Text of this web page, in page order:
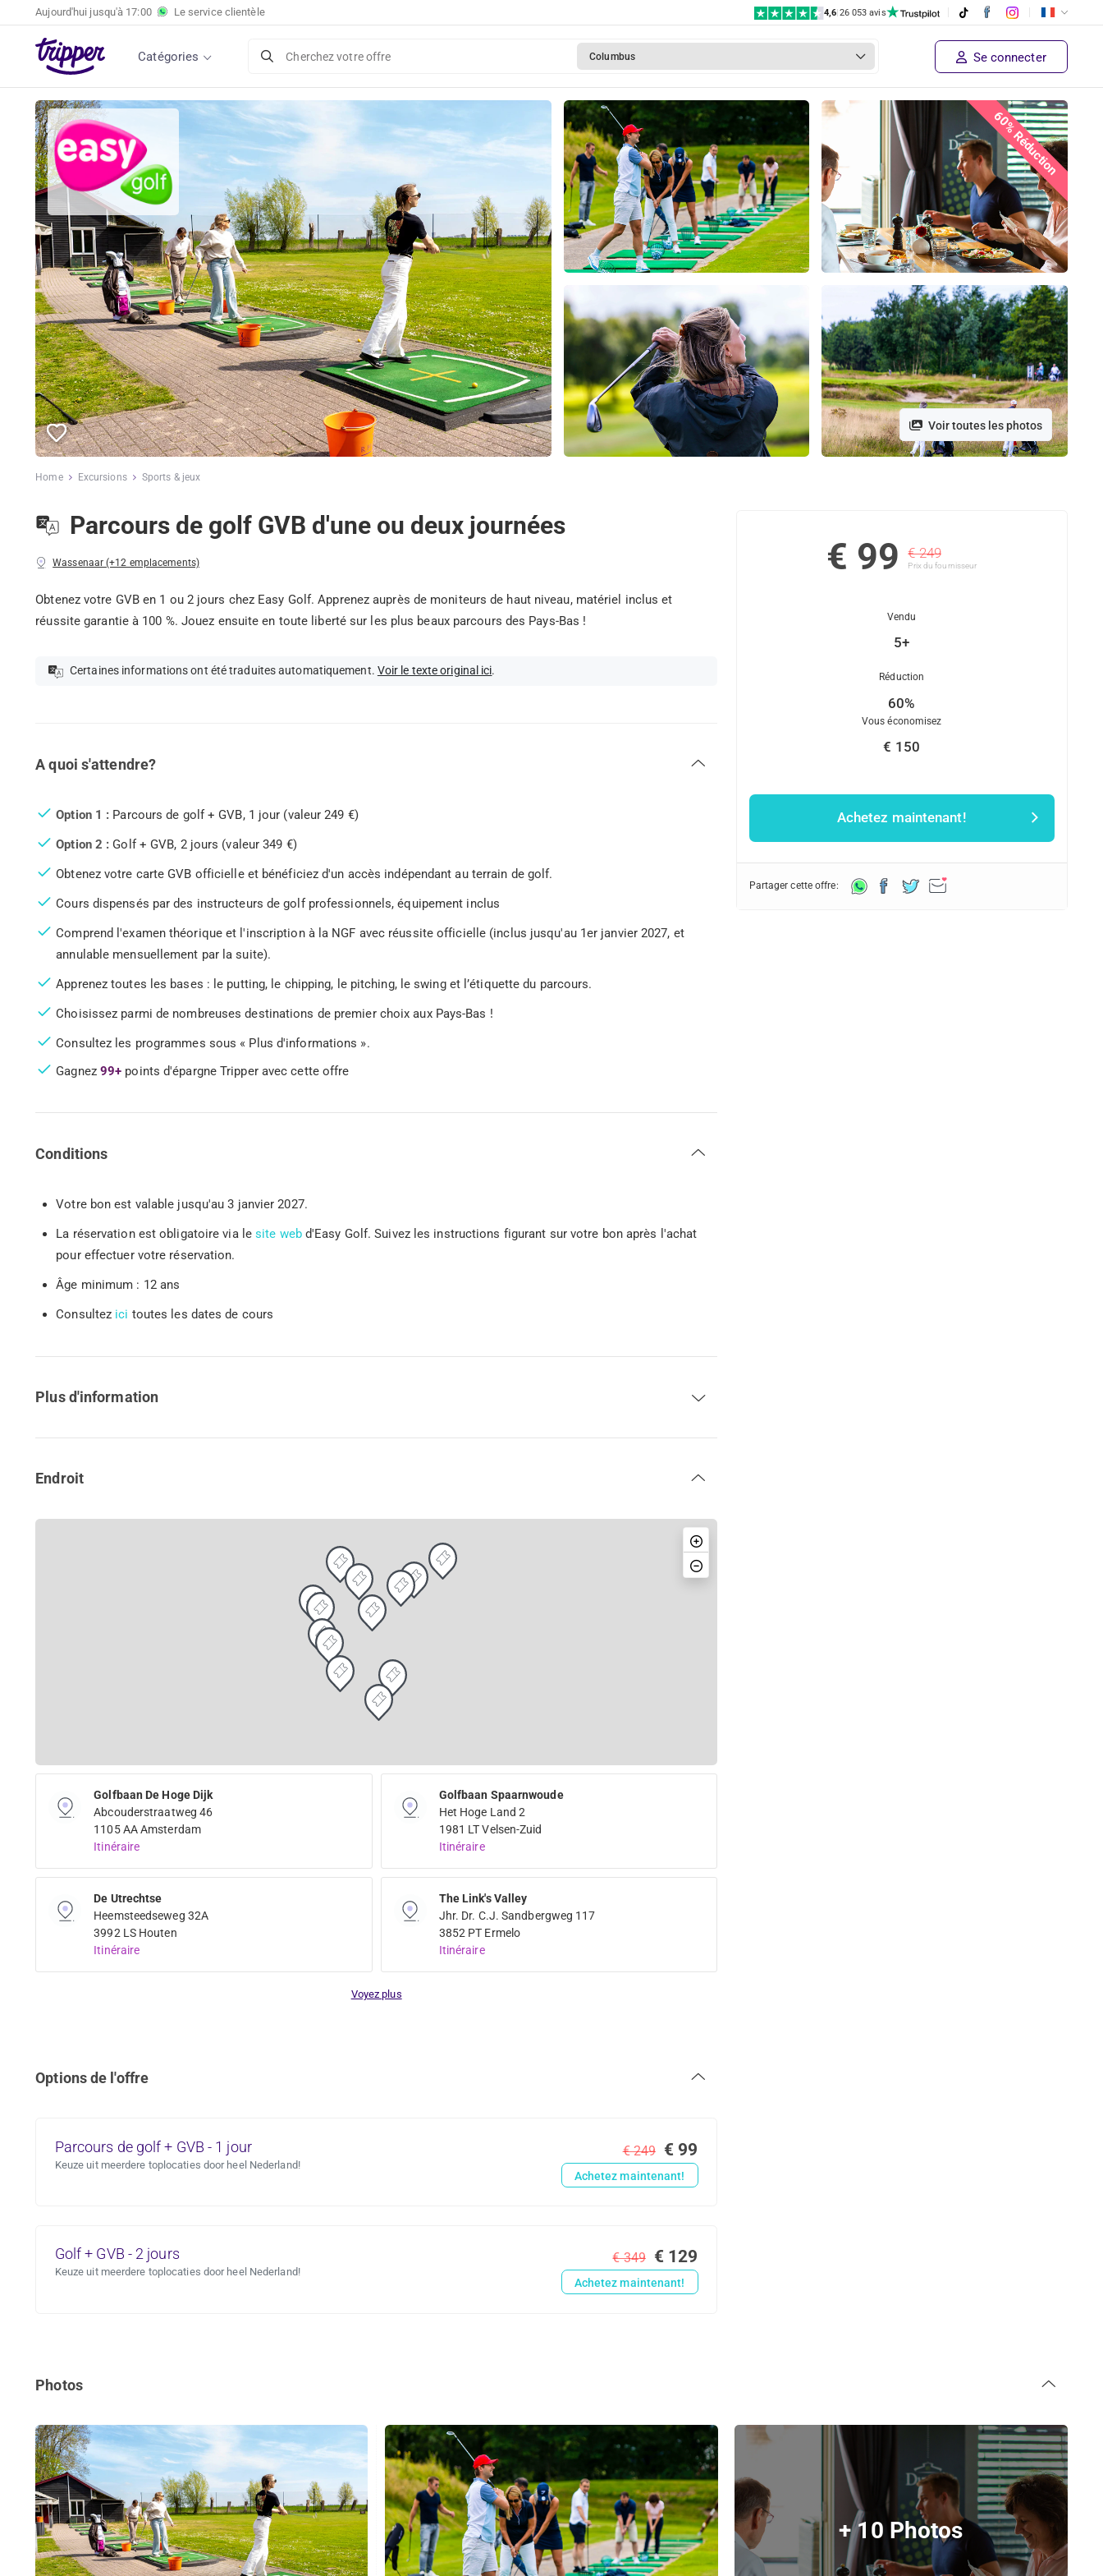
Aujourd'hui jusqu'à 17:00 Le service clientèle 4,6|26 053 avis
Catégories Cherchez votre offre Columbus Se connecter
60% Réduction
Voir toutes les photos
Home Excursions Sports & jeux
Parcours de golf GVB d'une ou deux journées
Wassenaar (+12 emplacements)
Obtenez votre GVB en 1 ou 2 jours chez Easy Golf. Apprenez auprès de moniteurs de haut niveau, matériel inclus et
réussite garantie à 100 %. Jouez ensuite en toute liberté sur les plus beaux parcours des Pays-Bas !
Certaines informations ont été traduites automatiquement. Voir le texte original ici.
A quoi s'attendre?
Option 1 : Parcours de golf + GVB, 1 jour (valeur 249 €)
Option 2 : Golf + GVB, 2 jours (valeur 349 €)
Obtenez votre carte GVB officielle et bénéficiez d'un accès indépendant au terrain de golf.
Cours dispensés par des instructeurs de golf professionnels, équipement inclus
Comprend l'examen théorique et l'inscription à la NGF avec réussite officielle (inclus jusqu'au 1er janvier 2027, et
annulable mensuellement par la suite).
Apprenez toutes les bases : le putting, le chipping, le pitching, le swing et l’étiquette du parcours.
Choisissez parmi de nombreuses destinations de premier choix aux Pays-Bas !
Consultez les programmes sous « Plus d'informations ».
Gagnez 99+ points d'épargne Tripper avec cette offre
Conditions
Votre bon est valable jusqu'au 3 janvier 2027.
La réservation est obligatoire via lesite webd'Easy Golf. Suivez les instructions figurant sur votre bon après l'achat
pour effectuer votre réservation.
Âge minimum : 12 ans
Consultez ici toutes les dates de cours
Plus d'information
Endroit
Golfbaan De Hoge Dijk
Abcouderstraatweg 46
1105 AA Amsterdam
Itinéraire
Golfbaan Spaarnwoude
Het Hoge Land 2
1981 LT Velsen-Zuid
Itinéraire
De Utrechtse
Heemsteedseweg 32A
3992 LS Houten
Itinéraire
The Link's Valley
Jhr. Dr. C.J. Sandbergweg 117
3852 PT Ermelo
Itinéraire
Voyez plus
Options de l'offre
Parcours de golf + GVB - 1 jour
Keuze uit meerdere toplocaties door heel Nederland!
€ 249 € 99
Achetez maintenant!
Golf + GVB - 2 jours
Keuze uit meerdere toplocaties door heel Nederland!
€ 349 € 129
Achetez maintenant!
€ 99 € 249
Prix ​​du fournisseur
Vendu
5+
Réduction
60%
Vous économisez
€ 150
Achetez maintenant!
Partager cette offre:
Photos
+ 10 Photos